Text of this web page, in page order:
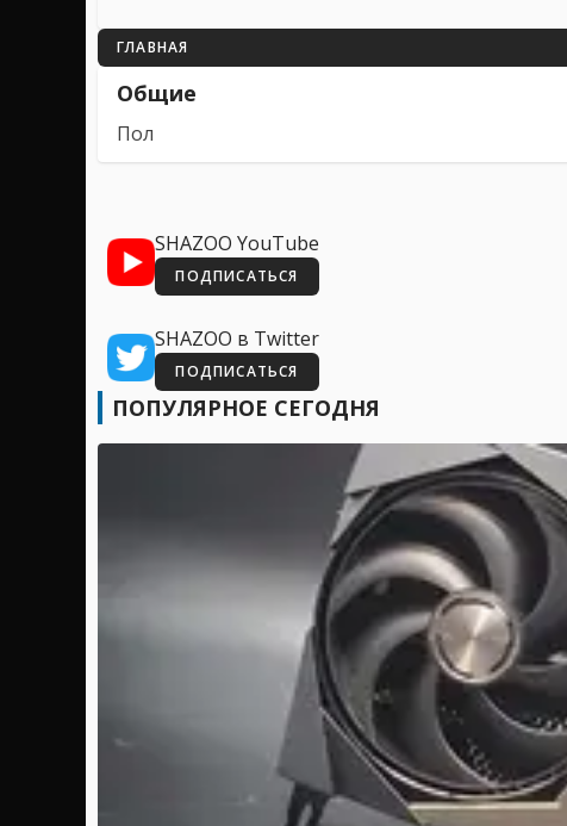
ГЛАВНАЯ
Общие
Пол
SHAZOO YouTube
ПОДПИСАТЬСЯ
SHAZOO в Twitter
ПОДПИСАТЬСЯ
ПОПУЛЯРНОЕ СЕГОДНЯ